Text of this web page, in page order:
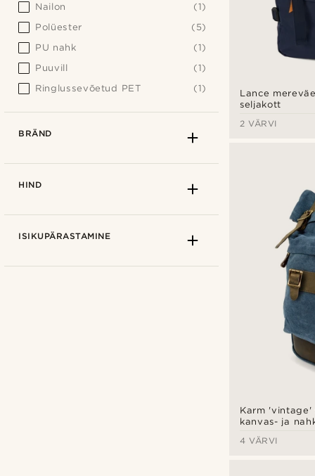
Lance
seljakott
2 VÄRVI
Karm 'vintage'
kanvas- ja
4 VÄRVI
Nailon
(1)
Polüester
(5)
PU nahk
(1)
Puuvill
(1)
Ringlussevõetud PET
(1)
BRÄND
HIND
ISIKUPÄRASTAMINE